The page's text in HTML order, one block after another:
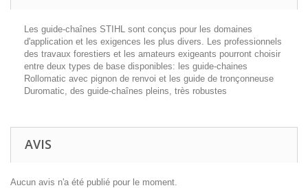
Les guide-chaînes STIHL sont conçus pour les domaines
d'application et les exigences les plus divers. Les professionnels
des travaux forestiers et les amateurs exigeants pourront choisir
entre deux types de base disponibles: les guide-chaines
Rollomatic avec pignon de renvoi et les guide de tronçonneuse
Duromatic, des guide-chaînes pleins, très robustes
AVIS
Aucun avis n'a été publié pour le moment.